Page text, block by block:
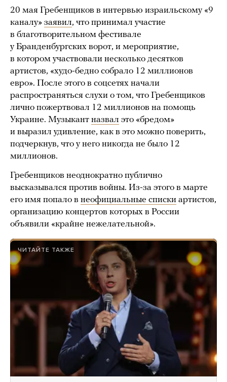
20 мая Гребенщиков в интервью израильскому «9
каналу» заявил, что принимал участие
в благотворительном фестивале
у Бранденбургских ворот, и мероприятие,
в котором участвовали несколько десятков
артистов, «худо-бедно собрало 12 миллионов
евро». После этого в соцсетях начали
распространяться слухи о том, что Гребенщиков
лично пожертвовал 12 миллионов на помощь
Украине. Музыкант назвал это «бредом»
и выразил удивление, как в это можно поверить,
подчеркнув, что у него никогда не было 12
миллионов.
Гребенщиков неоднократно публично
высказывался против войны. Из-за этого в марте
его имя попало в неофициальные списки артистов,
организацию концертов которых в России
объявили «крайне нежелательной».
ЧИТАЙТЕ ТАКЖЕ